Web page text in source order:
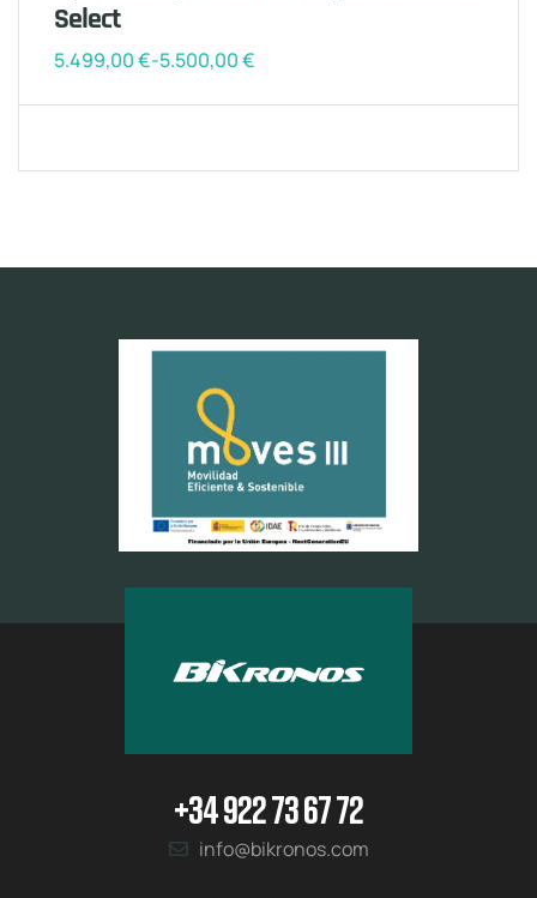
Select
5.499,00€-5.500,00€
+34 922 73 67 72
info@bikronos.com